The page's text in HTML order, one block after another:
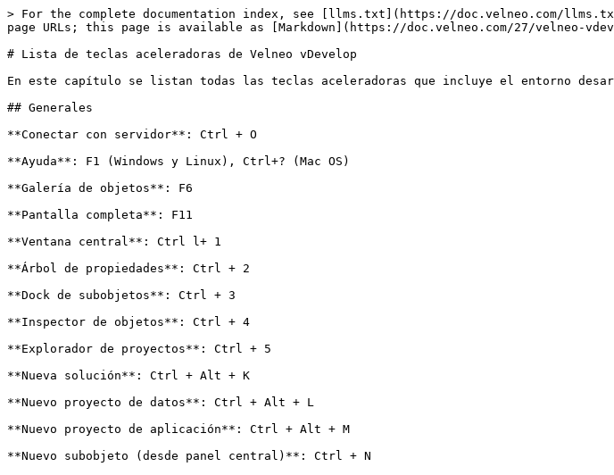
> For the complete documentation index, see [llms.txt](https://doc.velneo.com/
page URLs; this page is available as [Markdown](https://doc.velneo.com/27/velneo-
# Lista de teclas aceleradoras de Velneo vDevelop
En este capítulo se listan todas las teclas aceleradoras que incluye el entorno
## Generales
**Conectar con servidor**: Ctrl + O
**Ayuda**: F1 (Windows y Linux), Ctrl+? (Mac OS)
**Galería de objetos**: F6
**Pantalla completa**: F11
**Ventana central**: Ctrl l+ 1
**Árbol de propiedades**: Ctrl + 2
**Dock de subobjetos**: Ctrl + 3
**Inspector de objetos**: Ctrl + 4
**Explorador de proyectos**: Ctrl + 5
**Nueva solución**: Ctrl + Alt + K
**Nuevo proyecto de datos**: Ctrl + Alt + L
**Nuevo proyecto de aplicación**: Ctrl + Alt + M
**Nuevo subobjeto (desde panel central)**: Ctrl + N